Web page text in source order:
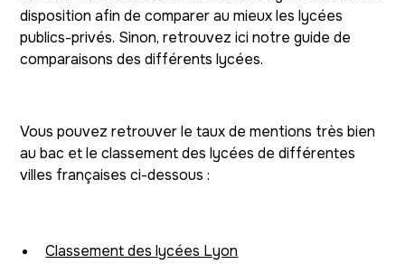
disposition afin de comparer au mieux les lycées
publics-privés. Sinon, retrouvez ici notre guide de
comparaisons des différents lycées.
Vous pouvez retrouver le taux de mentions très bien
au bac et le classement des lycées de différentes
villes françaises ci-dessous :
Classement des lycées Lyon